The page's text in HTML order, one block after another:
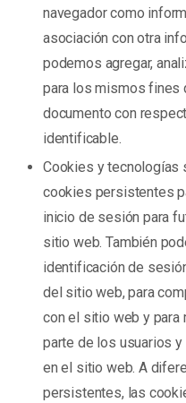
navegador como
asociación con otra
podemos agregar,
para los mismos fines
documento con
identificable.
Cookies y tecnologías
cookies persistentes
inicio de sesión para
sitio web. También
identificación de
del sitio web, para
con el sitio web y para
parte de los usuarios
en el sitio web. A
persistentes, las